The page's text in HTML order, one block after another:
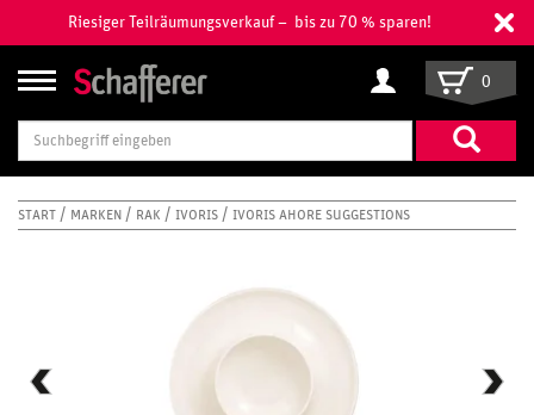
Riesiger Teilräumungsverkauf – bis zu 70 % sparen!
Suchbegriff
eingeben
0
START MARKEN RAK IVORIS IVORIS AHORE SUGGESTIONS